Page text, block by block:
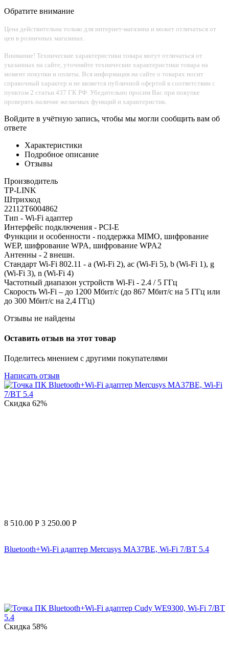
Обратите внимание
Цена действительна только для интернет-магазина и может отличаться от
цен в розничных магазинах.
Внимание! Технические характеристики товара могут отличаться от
указанных на сайте, уточняйте технические характеристики товара на
момент покупки и оплаты. Вся информация на сайте о товарах носит
справочный характер и не является публичной офертой в соответствии с
пунктом 2 статьи 437 ГК РФ. Убедительно просим Вас при покупке
проверять наличие желаемых функций и характеристик.
Войдите в учётную запись, чтобы мы могли сообщить вам об
ответе
Характеристики
Подробное описание
Отзывы
Производитель
TP-LINK
Штрихкод
22112T6004862
Тип - Wi-Fi адаптер
Интерфейс подключения - PCI-E
Функции и особенности - поддержка MIMO, шифрование
WEP, шифрование WPA, шифрование WPA2
Антенны - 2 внешн.
Стандарт Wi-Fi 802.11 - a (Wi-Fi 2), ac (Wi-Fi 5), b (Wi-Fi 1), g
(Wi-Fi 3), n (Wi-Fi 4)
Частотный диапазон устройств Wi-Fi - 2.4 / 5 ГГц
Cкорость Wi-Fi – до 1200 Мбит/с (до 867 Мбит/с на 5 ГГц или
до 300 Мбит/с на 2,4 ГГц)
Отзывы не найдены
Оставить отзыв на этот товар
Поделитесь мнением с другими покупателями
Написать отзыв
Скидка 62%
8 510.00 Р 3 250.00 Р
Bluetooth+Wi-Fi адаптер Mercusys MA37BE, Wi-Fi 7/BT 5.4
Скидка 58%